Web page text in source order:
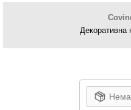
Декоративна